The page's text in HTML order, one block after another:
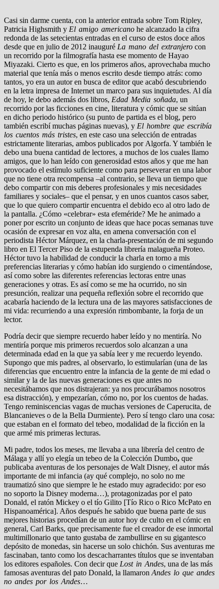
Casi sin darme cuenta, con la anterior entrada sobre Tom Ripley,
Patricia Highsmith y El amigo americano he alcanzado la cifra
redonda de las setecientas entradas en el curso de estos doce años
desde que en julio de 2012 inauguré La mano del extranjero con
un recorrido por la filmografía hasta ese momento de Hayao
Miyazaki. Cierto es que, en los primeros años, aprovechaba mucho
material que tenía más o menos escrito desde tiempo atrás: como
tantos, yo era un autor en busca de editor que acabó descubriendo
en la letra impresa de Internet un marco para sus inquietudes. Al día
de hoy, le debo además dos libros, Edad Media soñada, un
recorrido por las ficciones en cine, literatura y cómic que se sitúan
en dicho periodo histórico (su punto de partida es el blog, pero
también escribí muchas páginas nuevas), y El hombre que escribía
los cuentos más tristes, en este caso una selección de entradas
estrictamente literarias, ambos publicados por Algorfa. Y también le
debo una buena cantidad de lectores, a muchos de los cuales llamo
amigos, que lo han leído con generosidad estos años y que me han
provocado el estímulo suficiente como para perseverar en una labor
que no tiene otra recompensa –al contrario, se lleva un tiempo que
debo compartir con mis deberes profesionales y mis necesidades
familiares y sociales– que el pensar, y en unos cuantos casos saber,
que lo que quiero compartir encuentra el debido eco al otro lado de
la pantalla. ¿Cómo «celebrar» esta efeméride? Me he animado a
poner por escrito un conjunto de ideas que hace pocas semanas tuve
ocasión de expresar en voz alta, en amena conversación con el
periodista Héctor Márquez, en la charla-presentación de mi segundo
libro en El Tercer Piso de la estupenda librería malagueña Proteo.
Héctor tuvo la habilidad de conducir la charla en torno a mis
preferencias literarias y cómo habían ido surgiendo o cimentándose,
así como sobre las diferentes referencias lectoras entre unas
generaciones y otras. Es así como se me ha ocurrido, no sin
presunción, realizar una pequeña reflexión sobre el recorrido que
acabaría haciendo de la lectura una de las mayores satisfacciones de
mi vida: recurriendo a una expresión rimbombante, la forja de un
lector.
Podría decir que siempre recuerdo haber leído y no mentiría. No
mentiría porque mis primeros recuerdos solo alcanzan a una
determinada edad en la que ya sabía leer y me recuerdo leyendo.
Supongo que mis padres, al observarlo, lo estimularían (una de las
diferencias que encuentro entre la infancia de la gente de mi edad o
similar y la de las nuevas generaciones es que antes no
necesitábamos que nos distrajeran: ya nos procurábamos nosotros
esa distracción), y empezarían, cómo no, por los cuentos de hadas.
Tengo reminiscencias vagas de muchas versiones de Caperucita, de
Blancanieves o de la Bella Durmiente). Pero sí tengo claro una cosa:
que estaban en el formato del tebeo, modalidad de la ficción en la
que armé mis primeras lecturas.
Mi padre, todos los meses, me llevaba a una librería del centro de
Málaga y allí yo elegía un tebeo de la Colección Dumbo, que
publicaba aventuras de los personajes de Walt Disney, el autor más
importante de mi infancia (ay qué complejo, no solo no me
traumatizó sino que siempre le he estado muy agradecido: por eso
no soporto la Disney moderna…), protagonizadas por el pato
Donald, el ratón Mickey o el tío Gilito [Tío Rico o Rico McPato en
Hispanoamérica]. Años después he sabido que buena parte de sus
mejores historias procedían de un autor hoy de culto en el cómic en
general, Carl Barks, que precisamente fue el creador de ese inmortal
multimillonario que tanto gustaba de zambullirse en su gigantesco
depósito de monedas, sin hacerse un solo chichón. Sus aventuras me
fascinaban, tanto como los descacharrantes títulos que se inventaban
los editores españoles. Con decir que Lost in Andes, una de las más
famosas aventuras del pato Donald, la llamaronAndes lo que andes
no andes por los Andes…